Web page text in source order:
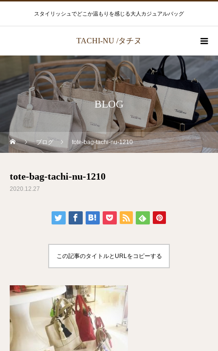
スタイリッシュでどこか温もりを感じる大人カジュアルバッグ
TACHI-NU /タチヌ
BLOG
ブログ tote-bag-tachi-nu-1210
tote-bag-tachi-nu-1210
2020.12.27
この記事のタイトルとURLをコピーする